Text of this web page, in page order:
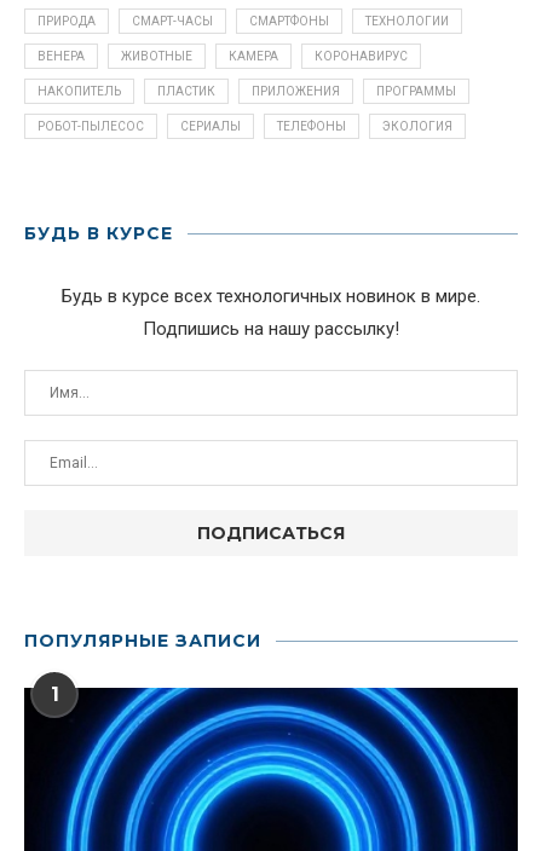
ПРИРОДА СМАРТ-ЧАСЫ СМАРТФОНЫ ТЕХНОЛОГИИ
ВЕНЕРА ЖИВОТНЫЕ КАМЕРА КОРОНАВИРУС
НАКОПИТЕЛЬ ПЛАСТИК ПРИЛОЖЕНИЯ ПРОГРАММЫ
РОБОТ-ПЫЛЕСОС СЕРИАЛЫ ТЕЛЕФОНЫ ЭКОЛОГИЯ
БУДЬ В КУРСЕ
Будь в курсе всех технологичных новинок в мире.
Подпишись на нашу рассылку!
ПОПУЛЯРНЫЕ ЗАПИСИ
1